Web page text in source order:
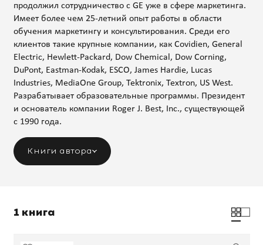
продолжил сотрудничество с GE уже в сфере маркетинга.
Имеет более чем 25-летний опыт работы в области
обучения маркетингу и консультирования. Среди его
клиентов такие крупные компании, как Covidien, General
Electric, Hewlett-Packard, Dow Chemical, Dow Corning,
DuPont, Eastman-Kodak, ESCO, James Hardie, Lucas
Industries, MediaOne Group, Tektronix, Textron, US West.
Разрабатывает образовательные программы. Президент
и основатель компании Roger J. Best, Inc., существующей
с 1990 года.
Книги автора
1 книга